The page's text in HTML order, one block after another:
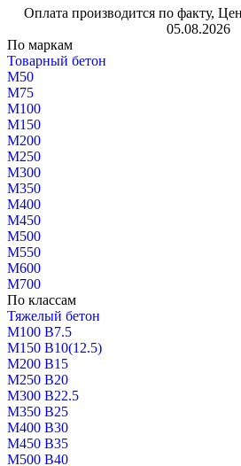
Оплата производится по факту,
05.08.2026
По маркам
Товарный бетон
М50
М75
М100
М150
М200
М250
М300
М350
М400
М450
М500
М550
М600
М700
По классам
Тяжелый бетон
М100 В7.5
М150 В10(12.5)
М200 В15
М250 В20
М300 В22.5
М350 В25
М400 В30
М450 В35
М500 В40